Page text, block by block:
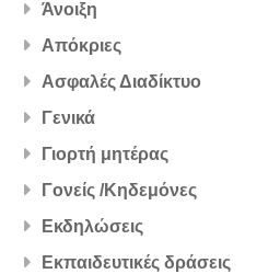
Άνοιξη
Απόκριες
Ασφαλές Διαδίκτυο
Γενικά
Γιορτή μητέρας
Γονείς /Κηδεμόνες
Εκδηλώσεις
Εκπαιδευτικές δράσεις